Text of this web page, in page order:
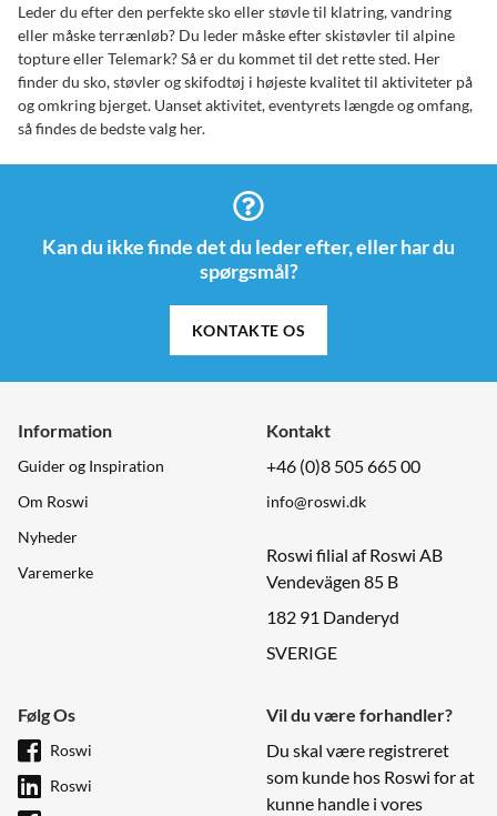
Leder du efter den perfekte sko eller støvle til klatring, vandring
eller måske terrænløb? Du leder måske efter skistøvler til alpine
topture eller Telemark? Så er du kommet til det rette sted. Her
finder du sko, støvler og skifodtøj i højeste kvalitet til aktiviteter på
og omkring bjerget. Uanset aktivitet, eventyrets længde og omfang,
så findes de bedste valg her.
Kan du ikke finde det du leder efter, eller har du
spørgsmål?
KONTAKTE OS
Information
Guider og Inspiration
Om Roswi
Nyheder
Varemerke
Kontakt
+46 (0)8 505 665 00
info@roswi.dk
Roswi filial af Roswi AB
Vendevägen 85 B
182 91 Danderyd
SVERIGE
Følg Os
Roswi
Roswi
Vil du være forhandler?
Du skal være registreret
som kunde hos Roswi for at
kunne handle i vores